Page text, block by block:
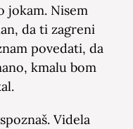
jokam. Nisem
da ti zagreni
povedati, da
kmalu bom
Videla